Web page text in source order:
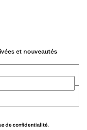
et nouveautés
de confidentialité.